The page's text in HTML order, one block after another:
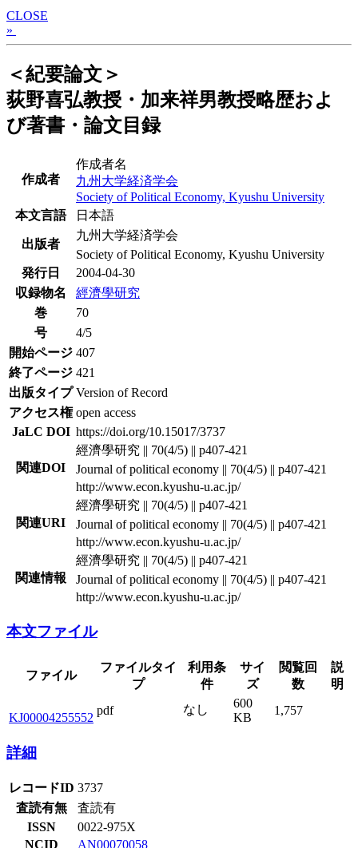
CLOSE
»
＜紀要論文＞
荻野喜弘教授・加来祥男教授略歴およ
び著書・論文目録
作成者
作成者名
九州大学経済学会
Society of Political Economy, Kyushu University
本文言語
日本語
出版者
九州大学経済学会
Society of Political Economy, Kyushu University
発行日
2004-04-30
収録物名
經濟學研究
巻
70
号
4/5
開始ページ 407
終了ページ 421
出版タイプ Version of Record
アクセス権 open access
JaLC DOI https://doi.org/10.15017/3737
関連DOI
經濟學研究 || 70(4/5) || p407-421
Journal of political economy || 70(4/5) || p407-421
http://www.econ.kyushu-u.ac.jp/
関連URI
經濟學研究 || 70(4/5) || p407-421
Journal of political economy || 70(4/5) || p407-421
http://www.econ.kyushu-u.ac.jp/
関連情報
經濟學研究 || 70(4/5) || p407-421
Journal of political economy || 70(4/5) || p407-421
http://www.econ.kyushu-u.ac.jp/
本文ファイル
ファイル
ファイルタイ
プ
利用条
件
サイ
ズ
閲覧回
数
説
明
KJ00004255552
pdf なし
600
KB
1,757
詳細
レコードID 3737
査読有無
査読有
ISSN
0022-975X
NCID
AN00070058